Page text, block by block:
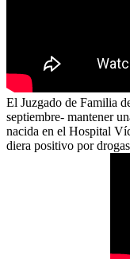
El Juzgado de Familia
septiembre- mantener
nacida en el Hospital
diera positivo por